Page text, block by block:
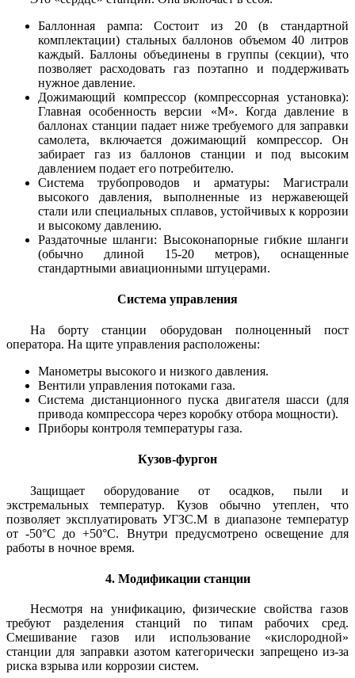
Баллонная рампа: Состоит из 20 (в стандартной
комплектации) стальных баллонов объемом 40 литров
каждый. Баллоны объединены в группы (секции), что
позволяет расходовать газ поэтапно и поддерживать
нужное давление.
Дожимающий компрессор (компрессорная установка):
Главная особенность версии «М». Когда давление в
баллонах станции падает ниже требуемого для заправки
самолета, включается дожимающий компрессор. Он
забирает газ из баллонов станции и под высоким
давлением подает его потребителю.
Система трубопроводов и арматуры: Магистрали
высокого давления, выполненные из нержавеющей
стали или специальных сплавов, устойчивых к коррозии
и высокому давлению.
Раздаточные шланги: Высоконапорные гибкие шланги
(обычно длиной 15-20 метров), оснащенные
стандартными авиационными штуцерами.
Система управления
На борту станции оборудован полноценный пост
оператора. На щите управления расположены:
Манометры высокого и низкого давления.
Вентили управления потоками газа.
Система дистанционного пуска двигателя шасси (для
привода компрессора через коробку отбора мощности).
Приборы контроля температуры газа.
Кузов-фургон
Защищает оборудование от осадков, пыли и
экстремальных температур. Кузов обычно утеплен, что
позволяет эксплуатировать УГЗС.М в диапазоне температур
от -50°C до +50°C. Внутри предусмотрено освещение для
работы в ночное время.
4. Модификации станции
Несмотря на унификацию, физические свойства газов
требуют разделения станций по типам рабочих сред.
Смешивание газов или использование «кислородной»
станции для заправки азотом категорически запрещено из-за
риска взрыва или коррозии систем.